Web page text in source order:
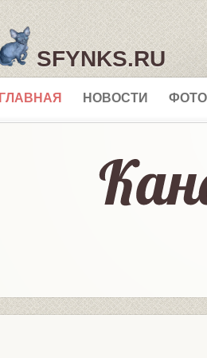
SFYNKS.RU
ГЛАВНАЯ НОВОСТИ ФОТО